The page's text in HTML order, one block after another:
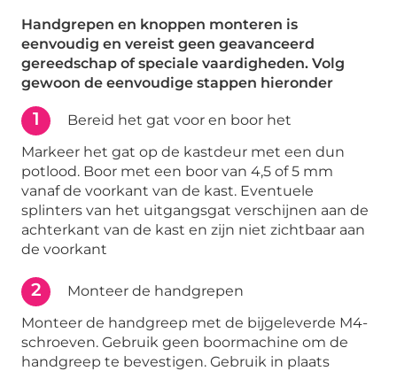
Handgrepen en knoppen monteren is
eenvoudig en vereist geen geavanceerd
gereedschap of speciale vaardigheden. Volg
gewoon de eenvoudige stappen hieronder
1
Bereid het gat voor en boor het
Markeer het gat op de kastdeur met een dun
potlood. Boor met een boor van 4,5 of 5 mm
vanaf de voorkant van de kast. Eventuele
splinters van het uitgangsgat verschijnen aan de
achterkant van de kast en zijn niet zichtbaar aan
de voorkant
2
Monteer de handgrepen
Monteer de handgreep met de bijgeleverde M4-
schroeven. Gebruik geen boormachine om de
handgreep te bevestigen. Gebruik in plaats